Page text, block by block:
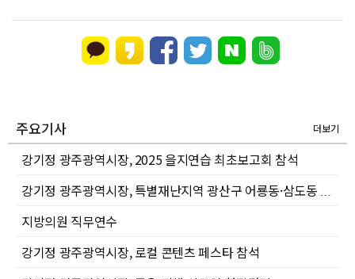
주요기사 더보기
강기정 광주광역시장, 2025 을지연습 최초보고회 참석
강기정 광주광역시장, 특별재난지역 광산구 어룡동·삼도동 수해복구 현장점검
지방의원 직무연수
강기정 광주광역시장, 로컬 콘텐츠 페스타 참석